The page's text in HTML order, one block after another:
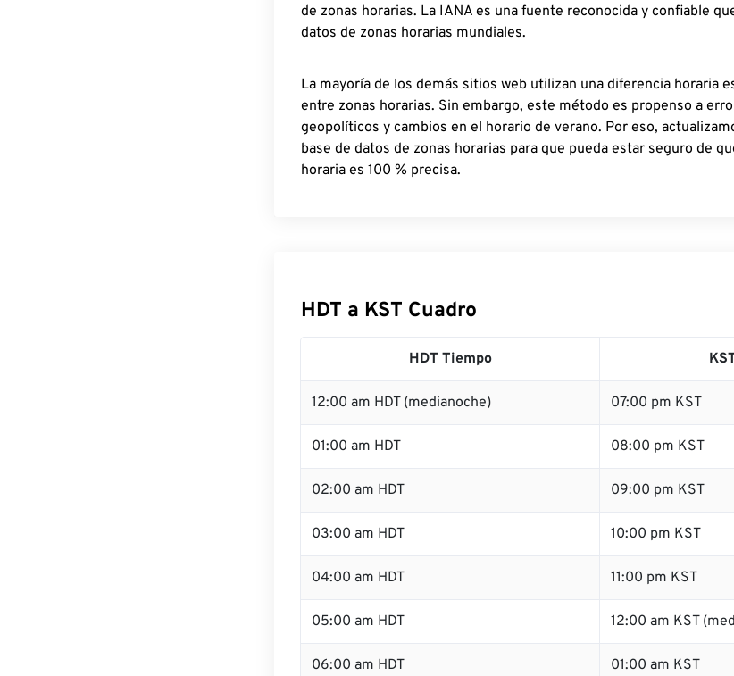
de zonas horarias. La IANA es una fuente reconocida y confiable
datos de zonas horarias mundiales.
La mayoría de los demás sitios web utilizan una diferencia horaria
entre zonas horarias. Sin embargo, este método es propenso a
geopolíticos y cambios en el horario de verano. Por eso,
base de datos de zonas horarias para que pueda estar seguro de
horaria es 100 % precisa.
HDT a KST Cuadro
HDT Tiempo
12:00 am HDT (medianoche) 07:00 pm KST
01:00 am HDT 08:00 pm KST
02:00 am HDT 09:00 pm KST
03:00 am HDT 10:00 pm KST
04:00 am HDT 11:00 pm KST
05:00 am HDT 12:00 am KST
06:00 am HDT 01:00 am KST